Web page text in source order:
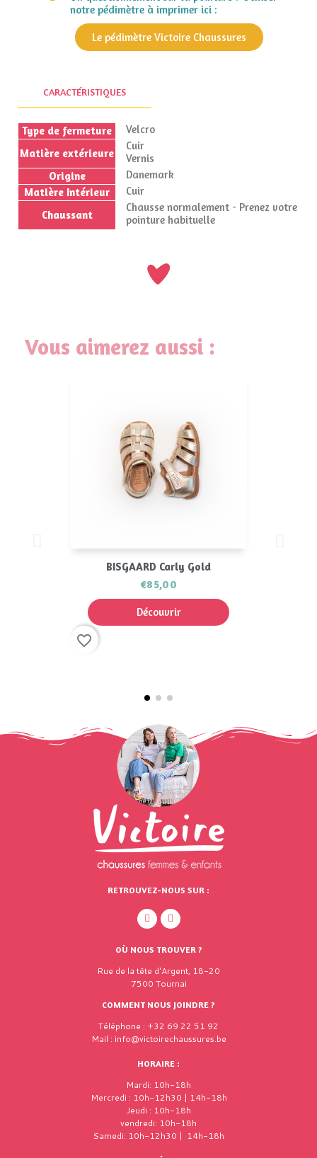
notre pédimètre à imprimer ici :
Le pédimètre Victoire Chaussures
CARACTÉRISTIQUES
Type de fermeture
Velcro
Matière extérieure
Cuir
Vernis
Origine
Danemark
Matière Intérieur
Cuir
Chaussant
Chausse normalement - Prenez votre
pointure habituelle
Vous aimerez aussi :
BISGAARD Carly Gold
€85,00
Découvrir
favorite_border
RETROUVEZ-NOUS SUR :
OÙ NOUS TROUVER ?
Rue de la tête d'Argent, 18-20
7500 Tournai
COMMENT NOUS JOINDRE ?
Téléphone : +32 69 22 51 92
Mail : info@victoirechaussures.be
HORAIRE :
Mardi: 10h-18h
Mercredi : 10h-12h30 | 14h-18h
Jeudi : 10h-18h
vendredi: 10h-18h
Samedi: 10h-12h30 | 14h-18h